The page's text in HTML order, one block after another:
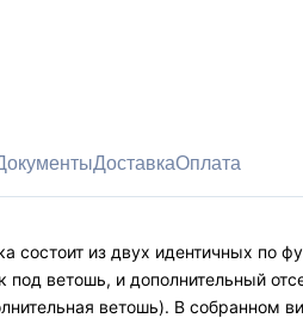
ДоставкаОплата
состоит из двух идентичных по
под ветошь, и дополнительный
ветошь). В собранном